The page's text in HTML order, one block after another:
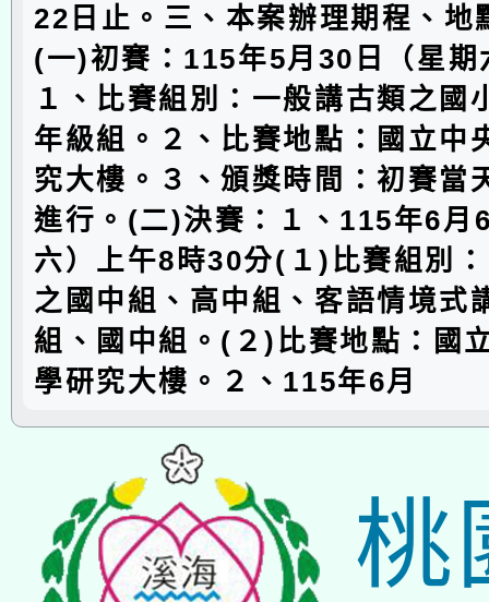
22日止。三、本案辦理期程、地
(一)初賽：115年5月30日（星期
１、比賽組別：一般講古類之國
年級組。２、比賽地點：國立中
究大樓。３、頒獎時間：初賽當
進行。(二)決賽：１、115年6月
六）上午8時30分(１)比賽組別
之國中組、高中組、客語情境式
組、國中組。(２)比賽地點：國
學研究大樓。２、115年6月
桃